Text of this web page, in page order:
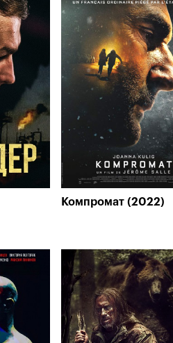
Компромат (2022)